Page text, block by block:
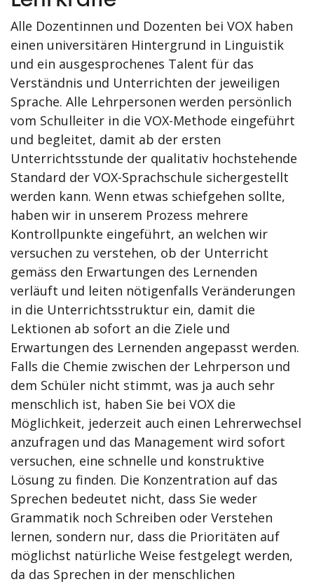
Alle Dozentinnen und Dozenten bei VOX haben
einen universitären Hintergrund in Linguistik
und ein ausgesprochenes Talent für das
Verständnis und Unterrichten der jeweiligen
Sprache. Alle Lehrpersonen werden persönlich
vom Schulleiter in die VOX-Methode eingeführt
und begleitet, damit ab der ersten
Unterrichtsstunde der qualitativ hochstehende
Standard der VOX-Sprachschule sichergestellt
werden kann. Wenn etwas schiefgehen sollte,
haben wir in unserem Prozess mehrere
Kontrollpunkte eingeführt, an welchen wir
versuchen zu verstehen, ob der Unterricht
gemäss den Erwartungen des Lernenden
verläuft und leiten nötigenfalls Veränderungen
in die Unterrichtsstruktur ein, damit die
Lektionen ab sofort an die Ziele und
Erwartungen des Lernenden angepasst werden.
Falls die Chemie zwischen der Lehrperson und
dem Schüler nicht stimmt, was ja auch sehr
menschlich ist, haben Sie bei VOX die
Möglichkeit, jederzeit auch einen Lehrerwechsel
anzufragen und das Management wird sofort
versuchen, eine schnelle und konstruktive
Lösung zu finden. Die Konzentration auf das
Sprechen bedeutet nicht, dass Sie weder
Grammatik noch Schreiben oder Verstehen
lernen, sondern nur, dass die Prioritäten auf
möglichst natürliche Weise festgelegt werden,
da das Sprechen in der menschlichen